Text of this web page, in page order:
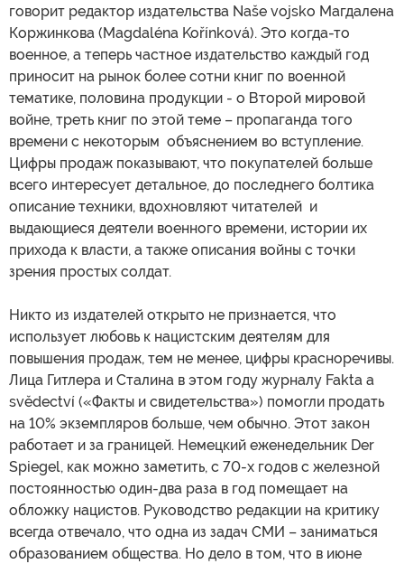
говорит редактор издательства Naše vojsko Магдалена
Коржинкова (Magdaléna Kořínková). Это когда-то
военное, а теперь частное издательство каждый год
приносит на рынок более сотни книг по военной
тематике, половина продукции - о Второй мировой
войне, треть книг по этой теме – пропаганда того
времени с некоторым объяснением во вступление.
Цифры продаж показывают, что покупателей больше
всего интересует детальное, до последнего болтика
описание техники, вдохновляют читателей и
выдающиеся деятели военного времени, истории их
прихода к власти, а также описания войны с точки
зрения простых солдат.
Никто из издателей открыто не признается, что
использует любовь к нацистским деятелям для
повышения продаж, тем не менее, цифры красноречивы.
Лица Гитлера и Сталина в этом году журналу Fakta a
svědectví («Факты и свидетельства») помогли продать
на 10% экземпляров больше, чем обычно. Этот закон
работает и за границей. Немецкий еженедельник Der
Spiegel, как можно заметить, с 70-х годов с железной
постоянностью один-два раза в год помещает на
обложку нацистов. Руководство редакции на критику
всегда отвечало, что одна из задач СМИ – заниматься
образованием общества. Но дело в том, что в июне